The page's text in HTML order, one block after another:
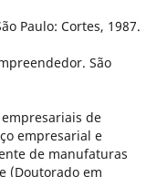
Paulo: Cortes, 1987.
São
empresariais de
empresarial e
de manufaturas
(Doutorado em